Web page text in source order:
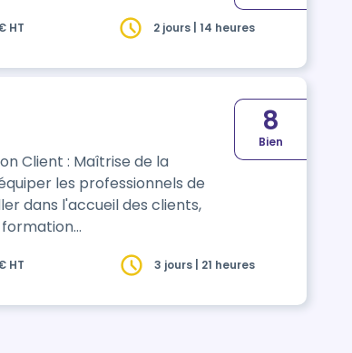
HT 2 jours | 14 heures
Client : Maîtrise de la
les professionnels de
dans l'accueil des clients,
8
Bien
HT 3 jours | 21 heures